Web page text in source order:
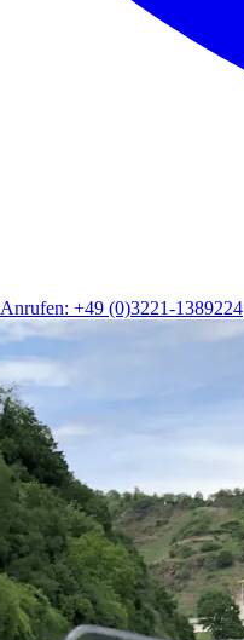
Anrufen: +49 (0)3221-1389224